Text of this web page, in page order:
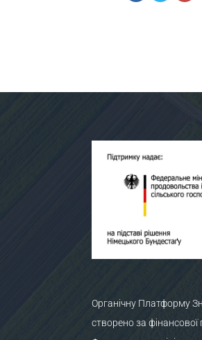
Органічну Платформу
створено за фінансової